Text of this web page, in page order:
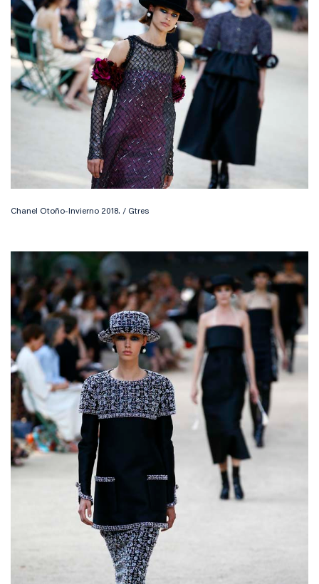
Chanel Otoño-Invierno 2018. / Gtres